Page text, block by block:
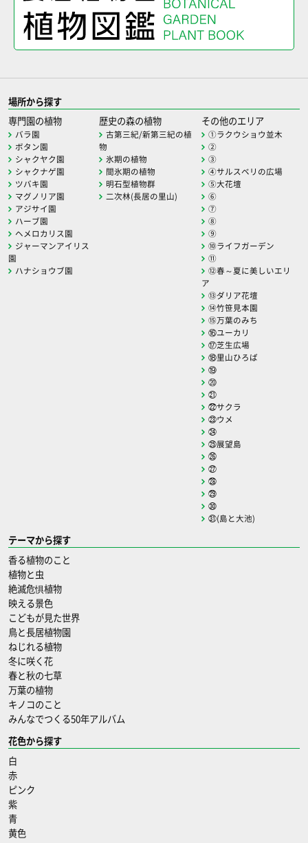
場所から探す
専門園の植物
バラ園
ボタン園
シャクヤク園
シャクナゲ園
ツバキ園
マグノリア園
アジサイ園
ハーブ園
ヘメロカリス園
ジャーマンアイリス
園
ハナショウブ園
歴史の森の植物
古第三紀/新第三紀の植
物
氷期の植物
間氷期の植物
明石型植物群
二次林(長居の里山)
その他のエリア
①ラクウショウ並木
②
③
④サルスベリの広場
⑤大花壇
⑥
⑦
⑧
⑨
⑩ライフガーデン
⑪
⑫春～夏に美しいエリ
ア
⑬ダリア花壇
⑭竹笹見本園
⑮万葉のみち
⑯ユーカリ
⑰芝生広場
⑱里山ひろば
⑲
⑳
㉑
㉒サクラ
㉓ウメ
㉔
㉕展望島
㉖
㉗
㉘
㉙
㉚
㉛(島と大池)
テーマから探す
香る植物のこと
植物と虫
絶滅危惧植物
映える景色
こどもが見た世界
鳥と長居植物園
ねじれる植物
冬に咲く花
春と秋の七草
万葉の植物
キノコのこと
みんなでつくる50年アルバム
花色から探す
白
赤
ピンク
紫
青
黄色